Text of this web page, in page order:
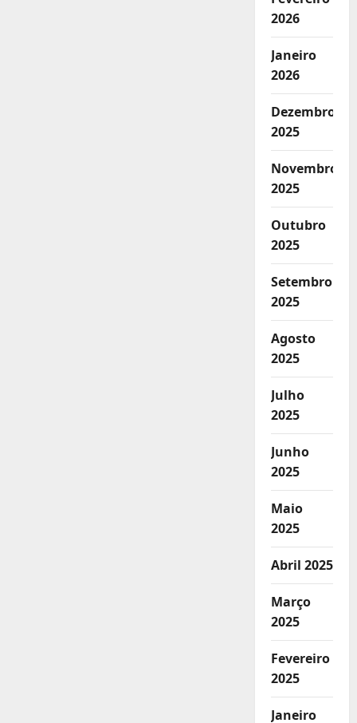
2026
Janeiro
2026
Dezembro
2025
Novembro
2025
Outubro
2025
Setembro
2025
Agosto
2025
Julho
2025
Junho
2025
Maio
2025
Abril 2025
Março
2025
Fevereiro
2025
Janeiro